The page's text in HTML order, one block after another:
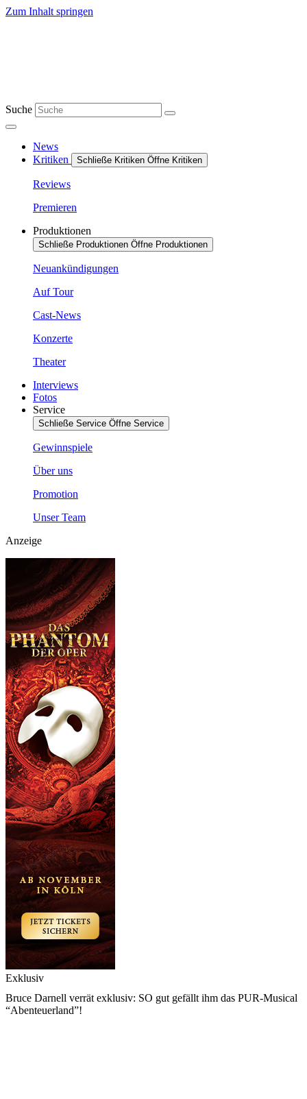
Zum Inhalt springen
Suche
News
Kritiken
Schließe Kritiken Öffne Kritiken
Reviews
Premieren
Produktionen
Schließe Produktionen Öffne Produktionen
Neuankündigungen
Auf Tour
Cast-News
Konzerte
Theater
Interviews
Fotos
Service
Schließe Service Öffne Service
Gewinnspiele
Über uns
Promotion
Unser Team
Anzeige
Exklusiv
Bruce Darnell verrät exklusiv: SO gut gefällt ihm das PUR-Musical
“Abenteuerland”!